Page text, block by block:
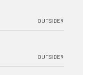
OUTSIDER
OUTSIDER